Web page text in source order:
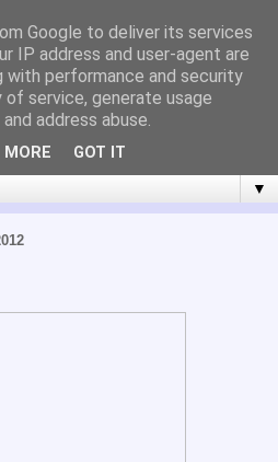
▼
Google to deliver its services
IP address and user-agent are
with performance and security
service, generate usage
address abuse.
MORE GOT IT